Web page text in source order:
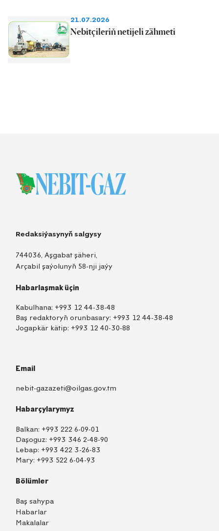
21.07.2026
Nebitçileriň netijeli zähmeti
Redaksiýasynyň salgysy
744036, Aşgabat şäheri,
Arçabil şaýolunyň 58-nji jaýy
Habarlaşmak üçin
Kabulhana: +993 12 44-38-48
Baş redaktoryň orunbasary: +993 12 44-38-48
Jogapkär kätip: +993 12 40-30-88
Email
nebit-gazazeti@oilgas.gov.tm
Habarçylarymyz
Balkan: +993 222 6-09-01
Daşoguz: +993 346 2-48-90
Lebap: +993 422 3-26-83
Mary: +993 522 6-04-93
Bölümler
Baş sahypa
Habarlar
Makalalar